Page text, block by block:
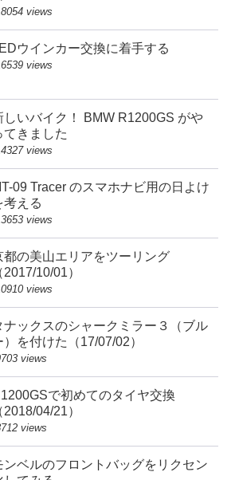
views
ウインカー交換に着手する
views
しいバイク！ BMW R1200GS がや
てきました
views
09 Tracer のスマホナビ用の日よけ
考える
views
都の美山エリアをツーリング
2017/10/01）
views
ナックスのシャークミラー３（ブル
）を付けた（17/07/02）
views
で初めてのタイヤ交換
2018/04/21）
views
ンベルのフロントバッグをリクセン